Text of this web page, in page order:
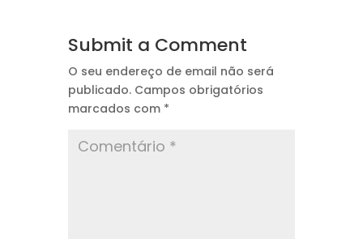
Submit a Comment
O seu endereço de email não será
publicado. Campos obrigatórios
marcados com *